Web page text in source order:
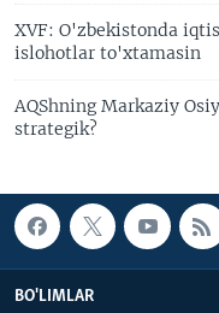
XVF: O'zbekistonda
islohotlar to'xtamasin
AQShning Markaziy
strategik?
BO'LIMLAR